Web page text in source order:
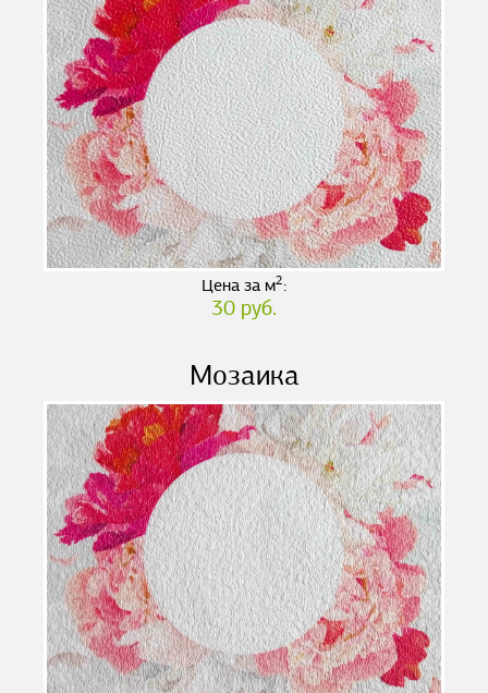
Цена за м2:
30 руб.
Мозаика